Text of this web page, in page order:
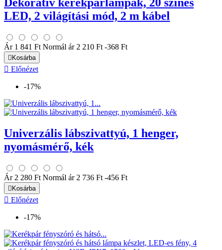
Dekoratív kerékpárlámpák, 20 színes
LED, 2 világítási mód, 2 m kábel
Ár 1 841 Ft Normál ár 2 210 Ft -368 Ft
 Kosárba
 Előnézet
-17%
Univerzális lábszivattyú, 1 henger,
nyomásmérő, kék
Ár 2 280 Ft Normál ár 2 736 Ft -456 Ft
 Kosárba
 Előnézet
-17%